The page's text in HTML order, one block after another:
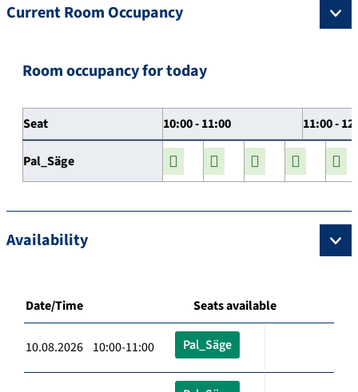
Current Room Occupancy
Room occupancy for today
Seat 10:00 - 11:00 11:00 -
Pal_Säge
Availability
Date/Time Seats available
10.08.2026 10:00-11:00 Pal_Säge